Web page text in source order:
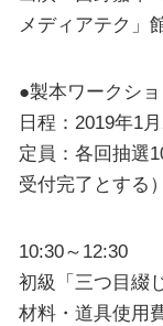
メディアテク」
●製本ワークシ
日程：2019年1月
定員：各回抽選
受付完了とする）
10:30～12:30
初級「三つ目綴
材料・道具使用